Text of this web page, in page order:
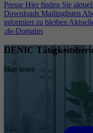
Presse Hier finden Sie
Downloads Mailinglisten
informiert zu bleiben
.de-Domains
DENIC
Hier lesen